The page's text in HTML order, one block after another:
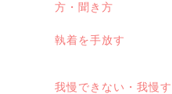
方・聞き方
執着を手放す
我慢できない・我慢す